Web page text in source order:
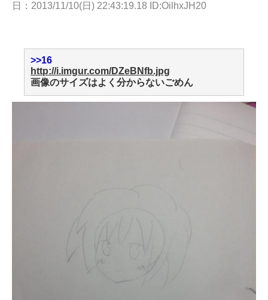
日：2013/11/10(日) 22:43:19.18 ID:OilhxJH20
>>16
http://i.imgur.com/DZeBNfb.jpg
画像のサイズはよく分からないごめん